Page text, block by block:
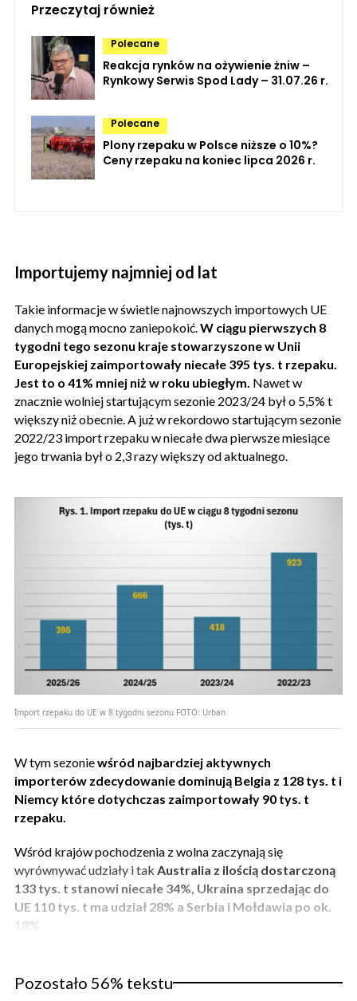
Przeczytaj również
Polecane
Reakcja rynków na ożywienie żniw –
Rynkowy Serwis Spod Lady – 31.07.26 r.
Polecane
Plony rzepaku w Polsce niższe o 10%?
Ceny rzepaku na koniec lipca 2026 r.
Importujemy najmniej od lat
Takie informacje w świetle najnowszych importowych UE
danych mogą mocno zaniepokoić.W ciągu pierwszych 8
tygodni tego sezonu kraje stowarzyszone w Unii
Europejskiej zaimportowały niecałe 395 tys. t rzepaku.
Jest to o 41% mniej niż w roku ubiegłym. Nawet w
znacznie wolniej startującym sezonie 2023/24 był o 5,5% t
większy niż obecnie. A już w rekordowo startującym sezonie
2022/23 import rzepaku w niecałe dwa pierwsze miesiące
jego trwania był o 2,3 razy większy od aktualnego.
Import rzepaku do UE w 8 tygodni sezonu FOTO: Urban
W tym sezoniewśród najbardziej aktywnych
importerów zdecydowanie dominują Belgia z 128 tys. t i
Niemcy które dotychczas zaimportowały 90 tys. t
rzepaku.
Wśród krajów pochodzenia z wolna zaczynają się
wyrównywać udziały i tak Australia z ilością dostarczoną
133 tys. t stanowi niecałe 34%, Ukraina sprzedając do
UE 110 tys. t ma udział 28% a Serbia i Mołdawia po ok.
18%.
Pozostało 56% tekstu